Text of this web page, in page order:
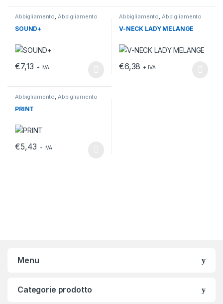
Abbigliamento Abbigliamento
da lavoro T-shirt
SOUND+
€7,13 + IVA
Abbigliamento Abbigliamento
da lavoro T-shirt
V-NECK LADY MELANGE
€6,38 + IVA
Abbigliamento, Abbigliamento
da lavoro T-shirt
PRINT
€5,43 + IVA
Menu
Categorie prodotto